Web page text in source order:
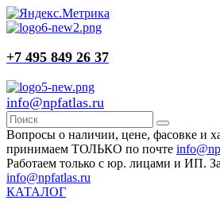
+7 495 849 26 37
info@npfatlas.ru
Вопросы о наличии, цене, фасовке и
принимаем ТОЛЬКО по почте
Работаем только с юр. лицами и ИП.
info@npfatlas.ru
КАТАЛОГ